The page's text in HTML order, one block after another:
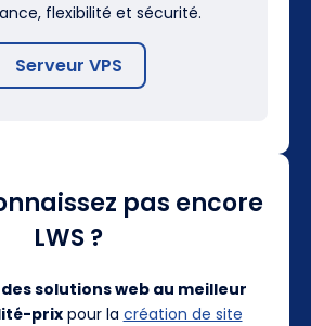
flexibilité et sécurité.
Serveur VPS
pas encore
LWS ?
des solutions web au meilleur
prixpour la création de site